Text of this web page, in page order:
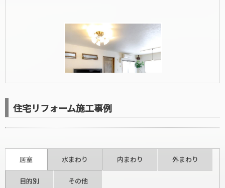
住宅リフォーム施工事例
居室 水まわり 内まわり 外まわり
目的別 その他